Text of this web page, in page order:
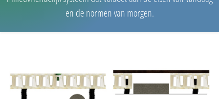
en de normen van morgen.